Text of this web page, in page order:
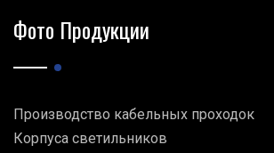
Фото Продукции
Производство кабельных проходок
Корпуса светильников